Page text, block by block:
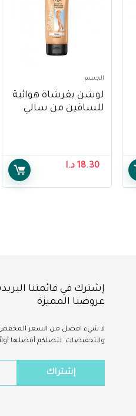
الجسم
لوشن بفرشاة هوائية
للساقين من سالي
Brush Legs Fairest
Glow Lotion, 118 ml,
Pack Of 1
18.30 د.ا
إشترك في قائمتنا
عروضنا المميزة
لا شيء افضل من السعر
والتخفيضات لتصلكم أفضلها